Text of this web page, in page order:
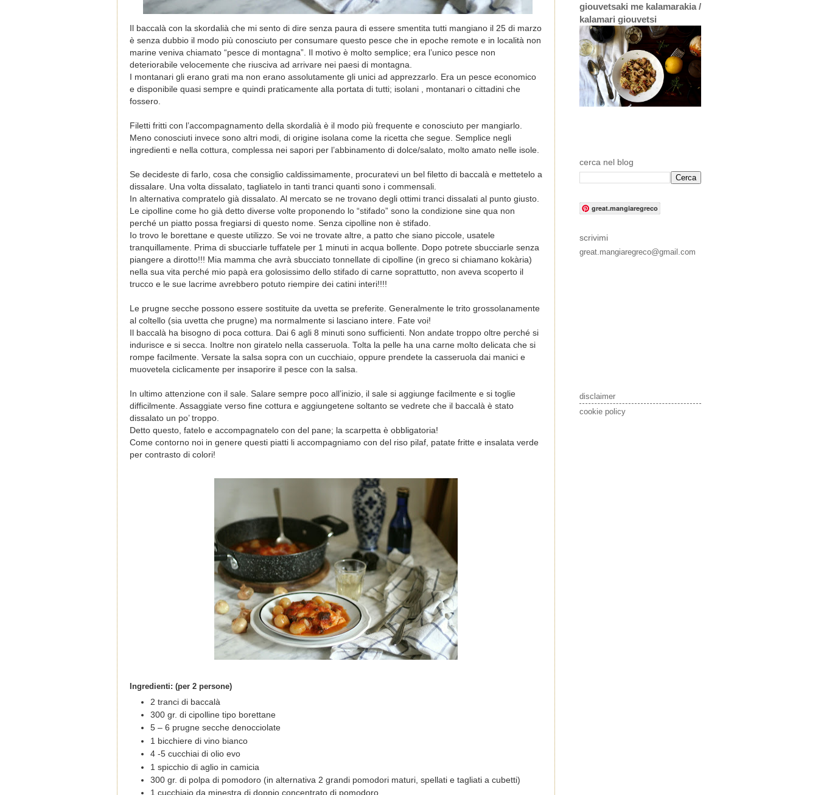
Il baccalà con la skordalià che mi sento di dire senza paura di essere smentita tutti mangiano il 25 di marzo
è senza dubbio il modo più conosciuto per consumare questo pesce che in epoche remote e in località non
marine veniva chiamato “pesce di montagna”. Il motivo è molto semplice; era l’unico pesce non
deteriorabile velocemente che riusciva ad arrivare nei paesi di montagna.
I montanari gli erano grati ma non erano assolutamente gli unici ad apprezzarlo. Era un pesce economico
e disponibile quasi sempre e quindi praticamente alla portata di tutti; isolani , montanari o cittadini che
fossero.
Filetti fritti con l’accompagnamento della skordalià è il modo più frequente e conosciuto per mangiarlo.
Meno conosciuti invece sono altri modi, di origine isolana come la ricetta che segue. Semplice negli
ingredienti e nella cottura, complessa nei sapori per l’abbinamento di dolce/salato, molto amato nelle isole.
Se decideste di farlo, cosa che consiglio caldissimamente, procuratevi un bel filetto di baccalà e mettetelo a
dissalare. Una volta dissalato, tagliatelo in tanti tranci quanti sono i commensali.
In alternativa compratelo già dissalato. Al mercato se ne trovano degli ottimi tranci dissalati al punto giusto.
Le cipolline come ho già detto diverse volte proponendo lo “stifado” sono la condizione sine qua non
perché un piatto possa fregiarsi di questo nome. Senza cipolline non è stifado.
Io trovo le borettane e queste utilizzo. Se voi ne trovate altre, a patto che siano piccole, usatele
tranquillamente. Prima di sbucciarle tuffatele per 1 minuti in acqua bollente. Dopo potrete sbucciarle senza
piangere a dirotto!!! Mia mamma che avrà sbucciato tonnellate di cipolline (in greco si chiamano kokària)
nella sua vita perché mio papà era golosissimo dello stifado di carne soprattutto, non aveva scoperto il
trucco e le sue lacrime avrebbero potuto riempire dei catini interi!!!!
Le prugne secche possono essere sostituite da uvetta se preferite. Generalmente le trito grossolanamente
al coltello (sia uvetta che prugne) ma normalmente si lasciano intere. Fate voi!
Il baccalà ha bisogno di poca cottura. Dai 6 agli 8 minuti sono sufficienti. Non andate troppo oltre perché si
indurisce e si secca. Inoltre non giratelo nella casseruola. Tolta la pelle ha una carne molto delicata che si
rompe facilmente. Versate la salsa sopra con un cucchiaio, oppure prendete la casseruola dai manici e
muovetela ciclicamente per insaporire il pesce con la salsa.
In ultimo attenzione con il sale. Salare sempre poco all’inizio, il sale si aggiunge facilmente e si toglie
difficilmente. Assaggiate verso fine cottura e aggiungetene soltanto se vedrete che il baccalà è stato
dissalato un po’ troppo.
Detto questo, fatelo e accompagnatelo con del pane; la scarpetta è obbligatoria!
Come contorno noi in genere questi piatti li accompagniamo con del riso pilaf, patate fritte e insalata verde
per contrasto di colori!
Ingredienti: (per 2 persone)
2 tranci di baccalà
300 gr. di cipolline tipo borettane
5 – 6 prugne secche denocciolate
1 bicchiere di vino bianco
4 -5 cucchiai di olio evo
1 spicchio di aglio in camicia
300 gr. di polpa di pomodoro (in alternativa 2 grandi pomodori maturi, spellati e tagliati a cubetti)
1 cucchiaio da minestra di doppio concentrato di pomodoro
giouvetsaki me kalamarakia /
kalamari giouvetsi
cerca nel blog
great.mangiaregreco
scrivimi
great.mangiaregreco@gmail.com
disclaimer
cookie policy